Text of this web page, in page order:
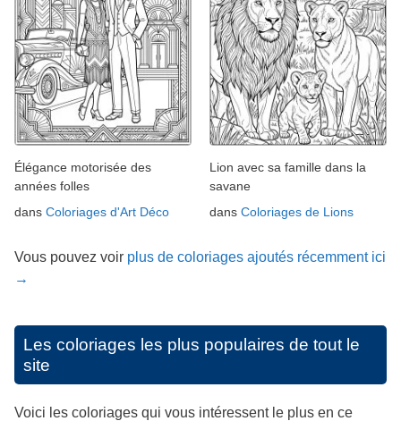
Élégance motorisée des
années folles
dans Coloriages d'Art Déco
Lion avec sa famille dans la
savane
dans Coloriages de Lions
Vous pouvez voir plus de coloriages ajoutés récemment ici
→
Les coloriages les plus populaires de tout le
site
Voici les coloriages qui vous intéressent le plus en ce